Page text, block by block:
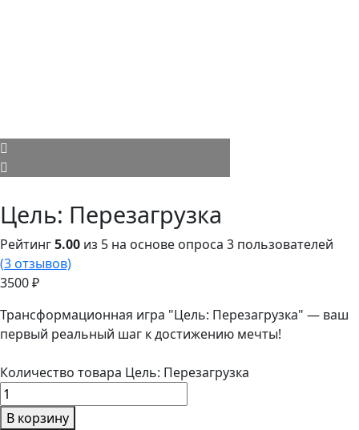
Цель: Перезагрузка
Рейтинг5.00 из 5 на основе опроса 3 пользователей
(3отзывов)
3500₽
Трансформационная игра "Цель: Перезагрузка" — ваш
первый реальный шаг к достижению мечты!
Количество товара Цель: Перезагрузка
В корзину